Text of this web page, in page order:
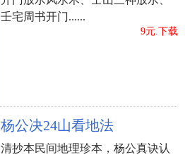
壬宅周书开门......
9元.下载
杨公决24山看地法
清抄本民间地理珍本，杨公真诀认